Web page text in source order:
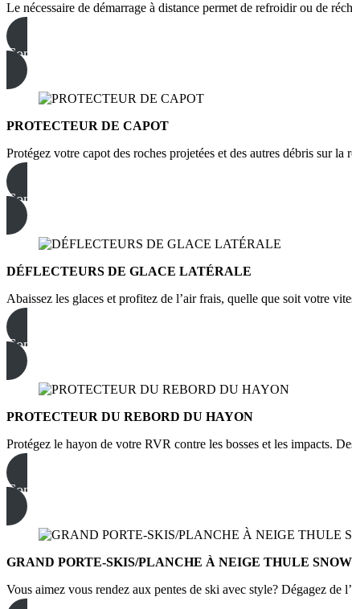
Le nécessaire de démarrage à distance permet de refroidir ou de
Commandez dès maintenant
PROTECTEUR DE CAPOT
Protégez votre capot des roches projetées et des autres débris sur la
Commandez dès maintenant
DÉFLECTEURS DE GLACE LATÉRALE
Abaissez les glaces et profitez de l’air frais, quelle que soit votre
Commandez dès maintenant
PROTECTEUR DU REBORD DU HAYON
Protégez le hayon de votre RVR contre les bosses et les impacts.
Commandez dès maintenant
GRAND PORTE-SKIS/PLANCHE À NEIGE THULE
Vous aimez vous rendez aux pentes de ski avec style? Dégagez de